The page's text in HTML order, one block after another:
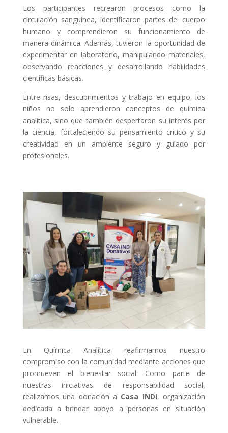
Los participantes recrearon procesos como la
circulación sanguínea, identificaron partes del cuerpo
humano y comprendieron su funcionamiento de
manera dinámica. Además, tuvieron la oportunidad de
experimentar en laboratorio, manipulando materiales,
observando reacciones y desarrollando habilidades
científicas básicas.
Entre risas, descubrimientos y trabajo en equipo, los
niños no solo aprendieron conceptos de química
analítica, sino que también despertaron su interés por
la ciencia, fortaleciendo su pensamiento crítico y su
creatividad en un ambiente seguro y guiado por
profesionales.
En Química Analítica reafirmamos nuestro
compromiso con la comunidad mediante acciones que
promueven el bienestar social. Como parte de
nuestras iniciativas de responsabilidad social,
realizamos una donación a Casa INDI, organización
dedicada a brindar apoyo a personas en situación
vulnerable.